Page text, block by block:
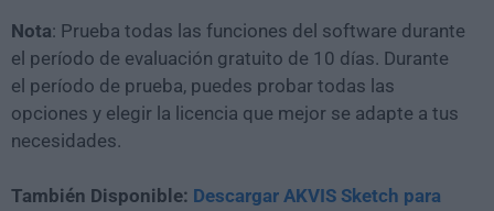
Nota: Prueba todas las funciones del software durante
el período de evaluación gratuito de 10 días. Durante
el período de prueba, puedes probar todas las
opciones y elegir la licencia que mejor se adapte a tus
necesidades.
También Disponible: Descargar AKVIS Sketch para